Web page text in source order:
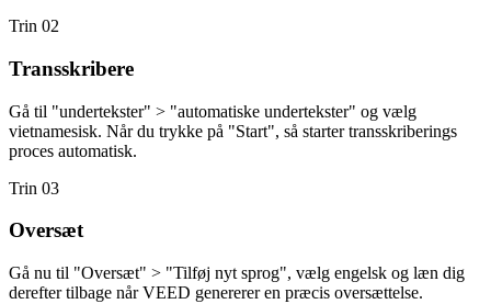
Trin 02
Transskribere
Gå til "undertekster" > "automatiske undertekster" og vælg
vietnamesisk. Når du trykke på "Start", så starter transskriberings
proces automatisk.
Trin 03
Oversæt
Gå nu til "Oversæt" > "Tilføj nyt sprog", vælg engelsk og læn dig
derefter tilbage når VEED genererer en præcis oversættelse.